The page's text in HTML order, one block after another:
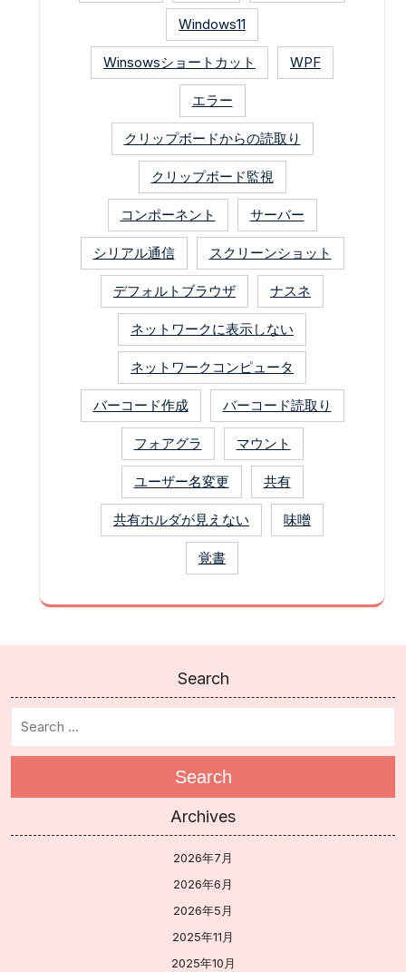
Windows11
Winsowsショートカット WPF
エラー
クリップボードからの読取り
クリップボード監視
コンポーネント サーバー
シリアル通信 スクリーンショット
デフォルトブラウザ ナスネ
ネットワークに表示しない
ネットワークコンピュータ
バーコード作成 バーコード読取り
フォアグラ マウント
ユーザー名変更 共有
共有ホルダが見えない 味噌
覚書
Search
Search
Archives
2026年7月
2026年6月
2026年5月
2025年11月
2025年10月